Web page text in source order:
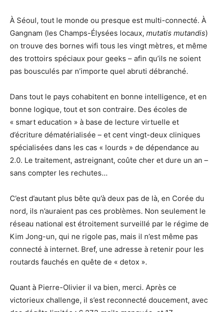
À Séoul, tout le monde ou presque est multi-connecté. À
Gangnam (les Champs-Élysées locaux, mutatis mutandis)
on trouve des bornes wifi tous les vingt mètres, et même
des trottoirs spéciaux pour geeks – afin qu’ils ne soient
pas bousculés par n’importe quel abruti débranché.
Dans tout le pays cohabitent en bonne intelligence, et en
bonne logique, tout et son contraire. Des écoles de
« smart education » à base de lecture virtuelle et
d’écriture dématérialisée – et cent vingt-deux cliniques
spécialisées dans les cas « lourds » de dépendance au
2.0. Le traitement, astreignant, coûte cher et dure un an –
sans compter les rechutes…
C’est d’autant plus bête qu’à deux pas de là, en Corée du
nord, ils n’auraient pas ces problèmes. Non seulement le
réseau national est étroitement surveillé par le régime de
Kim Jong-un, qui ne rigole pas, mais il n’est même pas
connecté à internet. Bref, une adresse à retenir pour les
routards fauchés en quête de « detox ».
Quant à Pierre-Olivier il va bien, merci. Après ce
victorieux challenge, il s’est reconnecté doucement, avec